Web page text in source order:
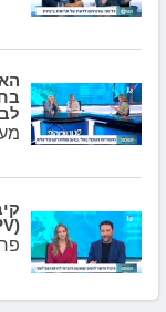
(HPV)? מהיום יש מה לעשות